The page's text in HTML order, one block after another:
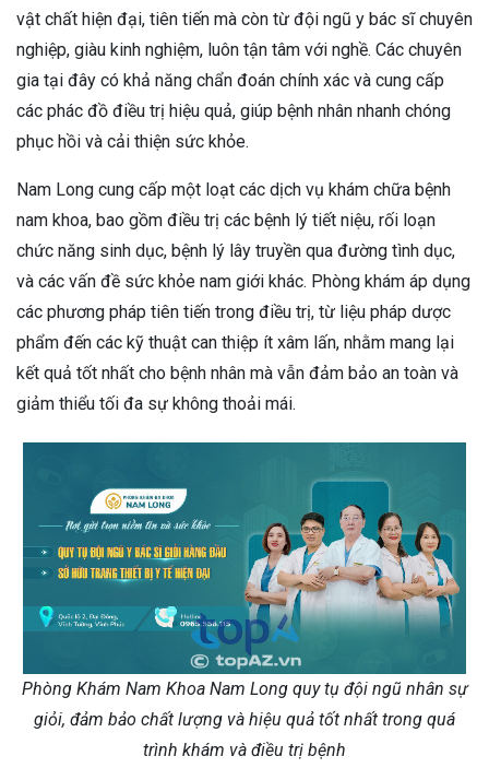
vật chất hiện đại, tiên tiến mà còn từ đội ngũ y bác sĩ chuyên
nghiệp, giàu kinh nghiệm, luôn tận tâm với nghề. Các chuyên
gia tại đây có khả năng chẩn đoán chính xác và cung cấp
các phác đồ điều trị hiệu quả, giúp bệnh nhân nhanh chóng
phục hồi và cải thiện sức khỏe.
Nam Long cung cấp một loạt các dịch vụ khám chữa bệnh
nam khoa, bao gồm điều trị các bệnh lý tiết niệu, rối loạn
chức năng sinh dục, bệnh lý lây truyền qua đường tình dục,
và các vấn đề sức khỏe nam giới khác. Phòng khám áp dụng
các phương pháp tiên tiến trong điều trị, từ liệu pháp dược
phẩm đến các kỹ thuật can thiệp ít xâm lấn, nhằm mang lại
kết quả tốt nhất cho bệnh nhân mà vẫn đảm bảo an toàn và
giảm thiểu tối đa sự không thoải mái.
Phòng Khám Nam Khoa Nam Long quy tụ đội ngũ nhân sự
giỏi, đảm bảo chất lượng và hiệu quả tốt nhất trong quá
trình khám và điều trị bệnh